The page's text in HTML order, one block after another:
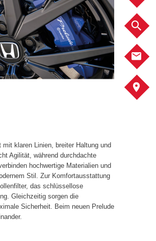
klaren Linien, breiter Haltung und
Agilität, während durchdachte
hochwertige Materialien und
Stil. Zur Komfortausstattung
das schlüssellose
Gleichzeitig sorgen die
Sicherheit. Beim neuen Prelude